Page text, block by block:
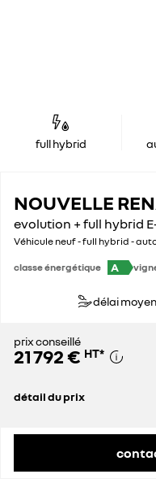
full hybrid
NOUVELLE
evolution + full hybrid
Véhicule neuf - full hybrid -
classe énergétique A
délai
prix conseillé
21 792 € HT*
détail du prix